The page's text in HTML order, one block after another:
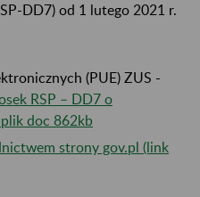
DD7) od 1 lutego 2021 r.
(PUE) ZUS -
RSP – DD7 o
doc 862kb
strony gov.pl (link